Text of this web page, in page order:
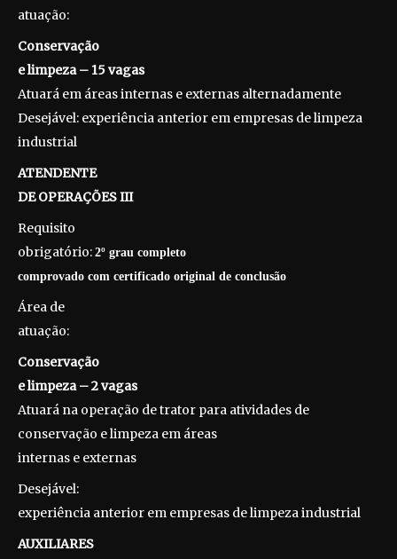
atuação:
Conservação
e limpeza – 15 vagas
Atuará em áreas internas e externas alternadamente
Desejável: experiência anterior em empresas de limpeza
industrial
ATENDENTE
DE OPERAÇÕES III
Requisito
obrigatório: 2º grau completo
comprovado com certificado original de conclusão
Área de
atuação:
Conservação
e limpeza – 2 vagas
Atuará na operação de trator para atividades de
conservação e limpeza em áreas
internas e externas
Desejável:
experiência anterior em empresas de limpeza industrial
AUXILIARES